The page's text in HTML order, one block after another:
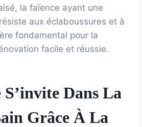
la faïence ayant une
aux éclaboussures et à
fondamental pour la
facile et réussie.
Dans La
Grâce À La